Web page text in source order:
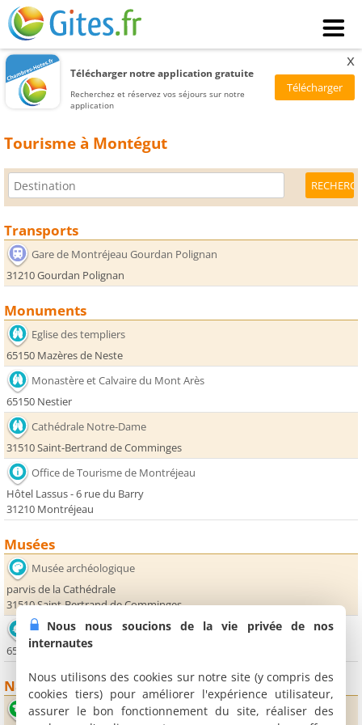
Télécharger notre application gratuite
Recherchez et réservez vos séjours sur notre
application
x
Tourisme à Montégut
Transports
Gare de Montréjeau Gourdan Polignan
31210 Gourdan Polignan
Monuments
Eglise des templiers
65150 Mazères de Neste
Monastère et Calvaire du Mont Arès
65150 Nestier
Cathédrale Notre-Dame
31510 Saint-Bertrand de Comminges
Office de Tourisme de Montréjeau
Hôtel Lassus - 6 rue du Barry
31210 Montréjeau
Musées
Musée archéologique
parvis de la Cathédrale
31510 Saint-Bertrand de Comminges
Grottes de Gargas
65660 Aventignan
Nature
Lac d'Aventignan
Nous nous soucions de la vie privée de nos
internautes
Nous utilisons des cookies sur notre site (y compris des
cookies tiers) pour améliorer l'expérience utilisateur,
assurer le bon fonctionnement du site, réaliser des